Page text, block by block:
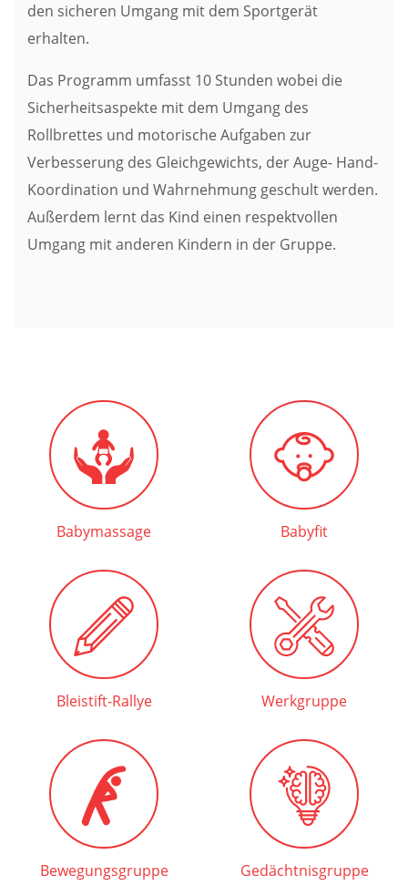
den sicheren Umgang mit dem Sportgerät
erhalten.
Das Programm umfasst 10 Stunden wobei die
Sicherheitsaspekte mit dem Umgang des
Rollbrettes und motorische Aufgaben zur
Verbesserung des Gleichgewichts, der Auge- Hand-
Koordination und Wahrnehmung geschult werden.
Außerdem lernt das Kind einen respektvollen
Umgang mit anderen Kindern in der Gruppe.
Babymassage Babyfit
Bleistift-Rallye Werkgruppe
Bewegungsgruppe Gedächtnisgruppe